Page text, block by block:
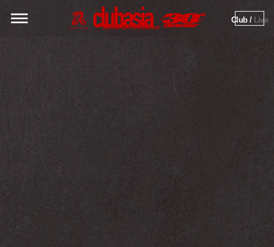
Club / Live